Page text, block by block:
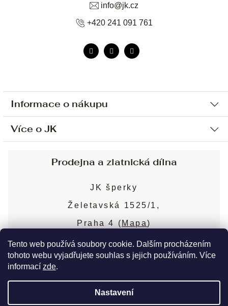
Tento web používá soubory cookie. Dalším procházením
tohoto webu vyjadřujete souhlas s jejich používáním. Více
informací zde.
Nastavení
Informace o nákupu
Ochrana osobních údajů
Sjednání osobní schůzky
Obchodní podmínky
Puncovní značky
Více o JK
Blog
Nejčastější dotazy
info@jk.cz
+420 241 091 761
Prodejna a zlatnická dílna
JK šperky
Želetavská 1525/1,
Praha 4 ( Mapa)
Více o prodejně
Copyright 2026JK šperky. Všechna práva
Upravit nastavení cookies